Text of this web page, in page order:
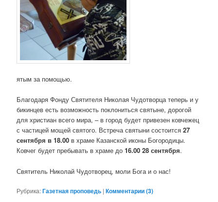
ятым за помощью.
Благодаря Фонду Святителя Николая Чудотворца теперь и у
бикинцев есть возможность поклониться святыне, дорогой
для христиан всего мира, – в город будет привезен ковчежец
с частицей мощей святого. Встреча святыни состоится27
сентября в 18.00 в храме Казанской иконы Богородицы.
Ковчег будет пребывать в храме до16.00 28 сентября.
Святитель Николай Чудотворец, моли Бога и о нас!
Рубрика:Газетная проповедь |Комментарии (3)